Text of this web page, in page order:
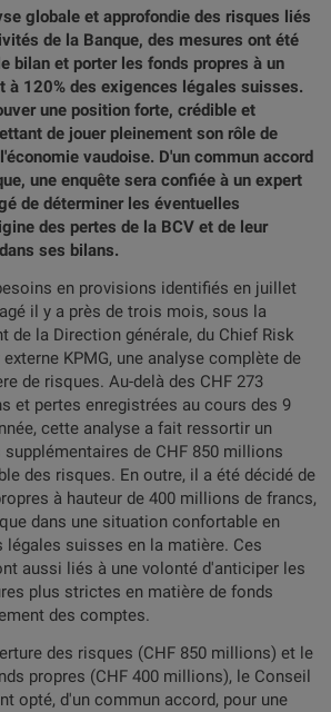
globale et approfondie des risques liés
de la Banque, des mesures ont été
bilan et porter les fonds propres à un
à 120% des exigences légales suisses.
une position forte, crédible et
de jouer pleinement son rôle de
vaudoise. D'un commun accord
une enquête sera confiée à un expert
de déterminer les éventuelles
des pertes de la BCV et de leur
ses bilans.
en provisions identifiés en juillet
il y a près de trois mois, sous la
de la Direction générale, du Chief Risk
KPMG, une analyse complète de
de risques. Au-delà des CHF 273
et pertes enregistrées au cours des 9
cette analyse a fait ressortir un
de CHF 850 millions
des risques. En outre, il a été décidé de
à hauteur de 400 millions de francs,
dans une situation confortable en
légales suisses en la matière. Ces
aussi liés à une volonté d'anticiper les
plus strictes en matière de fonds
des comptes.
des risques (CHF 850 millions) et le
propres (CHF 400 millions), le Conseil
opté, d'un commun accord, pour une